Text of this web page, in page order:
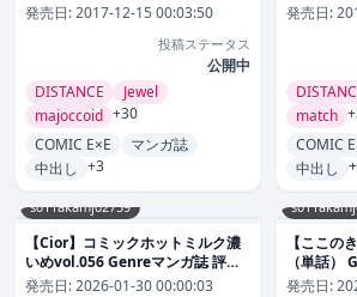
発売日:2017-12-15 00:03:50
投稿ステータス
公開中
DISTANCE
Jewel
majoccoid +30
COMIC E×E
マンガ誌
中出し +3
発売日:
match
COMIC
中出し
s011akamj02759
【Cior】コミックホットミルク濃
いめvol.056 Genreマンガ誌 評価
4.00
発売日:2026-01-30 00:00:03
【ここの
（単話）
発売日: